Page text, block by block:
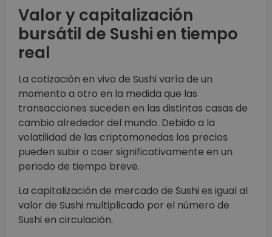
Valor y capitalización
bursátil de Sushi en tiempo
real
La cotización en vivo de Sushi varía de un
momento a otro en la medida que las
transacciones suceden en las distintas casas de
cambio alrededor del mundo. Debido a la
volatilidad de las criptomonedas los precios
pueden subir o caer significativamente en un
periodo de tiempo breve.
La capitalización de mercado de Sushi es igual al
valor de Sushi multiplicado por el número de
Sushi en circulación.